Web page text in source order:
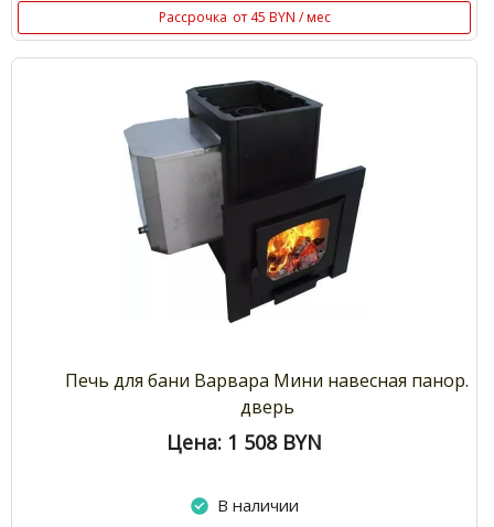
Рассрочка от 45 BYN / мес
Печь для бани Варвара Мини навесная панор.
дверь
Цена: 1 508 BYN
В наличии